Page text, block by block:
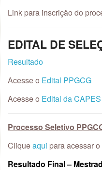
Link para inscrição do
EDITAL DE
Resultado
Acesse o Edital PPGCG
Acesse o Edital da CAPES
Processo Seletivo
Cliqueaqui para acessar
Resultado Final –